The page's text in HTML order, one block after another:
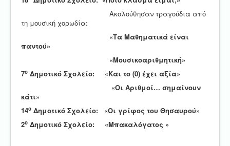
Ακολούθησαν τραγούδια από
τη μουσική χορωδία:
«Τα Μαθηματικά είναι
παντού»
«Μουσικοαριθμητική»
7ο Δημοτικό Σχολείο:
«Και το (0) έχει αξία»
«Οι Αριθμοί… σημαίνουν
κάτι»
14ο Δημοτικό Σχολείο:
«Οι γρίφος του Θησαυρού»
2ο Δημοτικό Σχολείο: «Μπακαλόγατος »